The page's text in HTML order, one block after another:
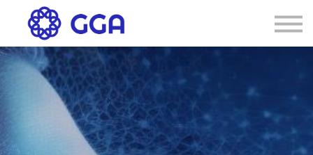
AGENDA
Connexion
S'inscrire